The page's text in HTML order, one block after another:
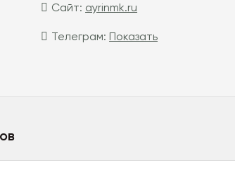
Сайт: ayrinmk.ru
Телеграм: Показать